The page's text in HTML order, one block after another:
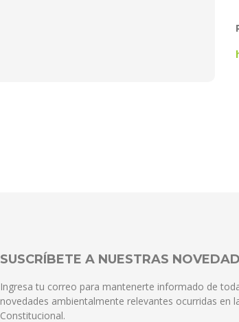
SUSCRÍBETE A NUESTRAS
Ingresa tu correo para mantenerte informado de
novedades ambientalmente relevantes ocurridas en
Constitucional.